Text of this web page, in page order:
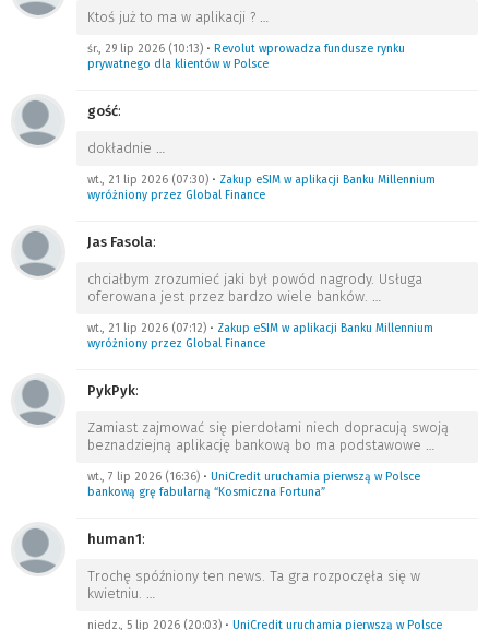
Ktoś już to ma w aplikacji ? …
śr., 29 lip 2026 (10:13) • Revolut wprowadza fundusze rynku
prywatnego dla klientów w Polsce
gość:
dokładnie …
wt., 21 lip 2026 (07:30) • Zakup eSIM w aplikacji Banku Millennium
wyróżniony przez Global Finance
Jas Fasola:
chciałbym zrozumieć jaki był powód nagrody. Usługa
oferowana jest przez bardzo wiele banków. …
wt., 21 lip 2026 (07:12) • Zakup eSIM w aplikacji Banku Millennium
wyróżniony przez Global Finance
PykPyk:
Zamiast zajmować się pierdołami niech dopracują swoją
beznadziejną aplikację bankową bo ma podstawowe …
wt., 7 lip 2026 (16:36) • UniCredit uruchamia pierwszą w Polsce
bankową grę fabularną “Kosmiczna Fortuna”
human1:
Trochę spóźniony ten news. Ta gra rozpoczęła się w
kwietniu. …
niedz., 5 lip 2026 (20:03) • UniCredit uruchamia pierwszą w Polsce